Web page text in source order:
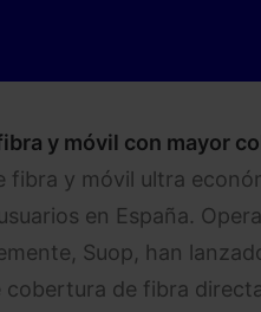
y móvil con mayor
fibra y móvil ultra
en España.
Suop, han
cobertura de fibra